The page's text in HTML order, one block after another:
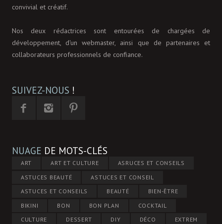
convivial et créatif.
Nos deux rédactrices sont entourées de chargées de
développement, d'un webmaster, ainsi que de partenaires et
collaborateurs professionnels de confiance.
SUIVEZ-NOUS !
NUAGE DE MOTS-CLÉS
ART ART ET CULTURE
ASRUCES ET CONSEILS
ASTUCES BEAUTÉ
ASTUCES ET CONSEIL
ASTUCES ET CONSEILS
BEAUTÉ
BIEN-ÊTRE
BIKINI
BON BON PLAN
COCKTAIL
CULTURE
DESSERT DIY DÉCO
EXTREM